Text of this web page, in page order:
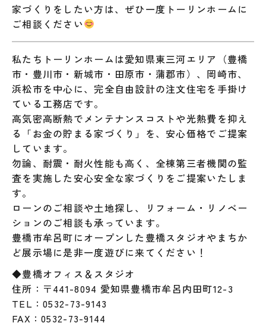
家づくりをしたい方は、ぜひ一度トーリンホームに
ご相談ください
私たちトーリンホームは愛知県東三河エリア（豊橋
市・豊川市・新城市・田原市・蒲郡市）、岡崎市、
浜松市を中心に、完全自由設計の注文住宅を手掛け
ている工務店です。
高気密高断熱でメンテナンスコストや光熱費を抑え
る「お金の貯まる家づくり」を、安心価格でご提案
しています。
勿論、耐震・耐火性能も高く、全棟第三者機関の監
査を実施した安心安全な家づくりをご提案いたしま
す。
ローンのご相談や土地探し、リフォーム・リノベー
ションのご相談も承っています。
豊橋市牟呂町にオープンした豊橋スタジオやまちか
ど展示場に是非一度遊びに来てください！
◆豊橋オフィス＆スタジオ
住所：〒441-8094 愛知県豊橋市牟呂内田町12-3
TEL：0532-73-9143
FAX：0532-73-9144